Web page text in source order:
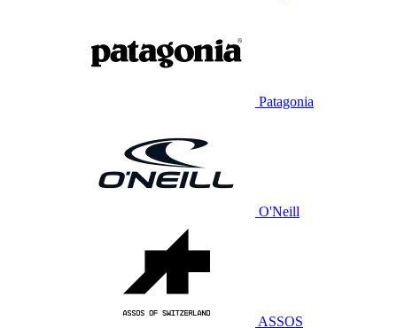
Patagonia
O'Neill
ASSOS